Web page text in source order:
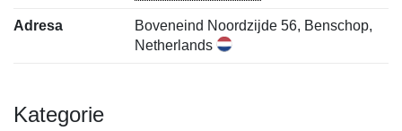
Adresa
Boveneind Noordzijde 56, Benschop,
Netherlands
Kategorie